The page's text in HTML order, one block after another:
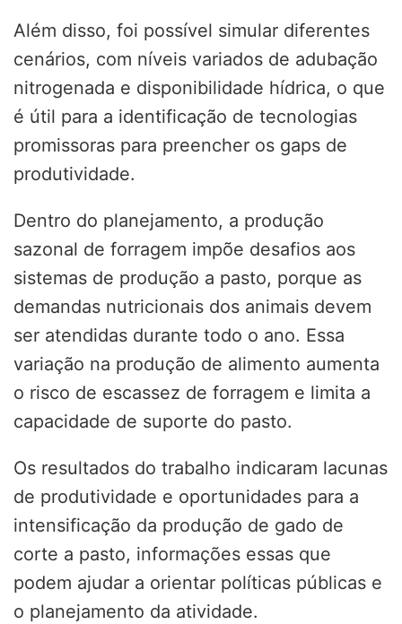
Além disso, foi possível simular diferentes
cenários, com níveis variados de adubação
nitrogenada e disponibilidade hídrica, o que
é útil para a identificação de tecnologias
promissoras para preencher os gaps de
produtividade.
Dentro do planejamento, a produção
sazonal de forragem impõe desafios aos
sistemas de produção a pasto, porque as
demandas nutricionais dos animais devem
ser atendidas durante todo o ano. Essa
variação na produção de alimento aumenta
o risco de escassez de forragem e limita a
capacidade de suporte do pasto.
Os resultados do trabalho indicaram lacunas
de produtividade e oportunidades para a
intensificação da produção de gado de
corte a pasto, informações essas que
podem ajudar a orientar políticas públicas e
o planejamento da atividade.